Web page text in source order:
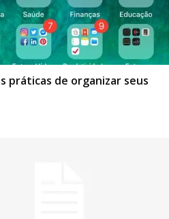
práticas de organizar seus